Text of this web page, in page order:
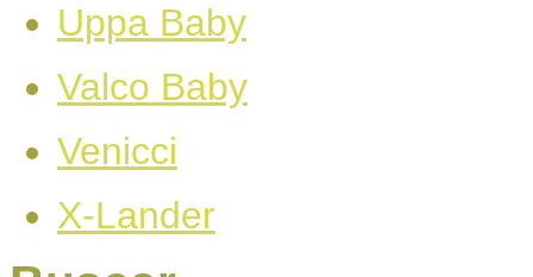
Uppa Baby
Valco Baby
Venicci
X-Lander